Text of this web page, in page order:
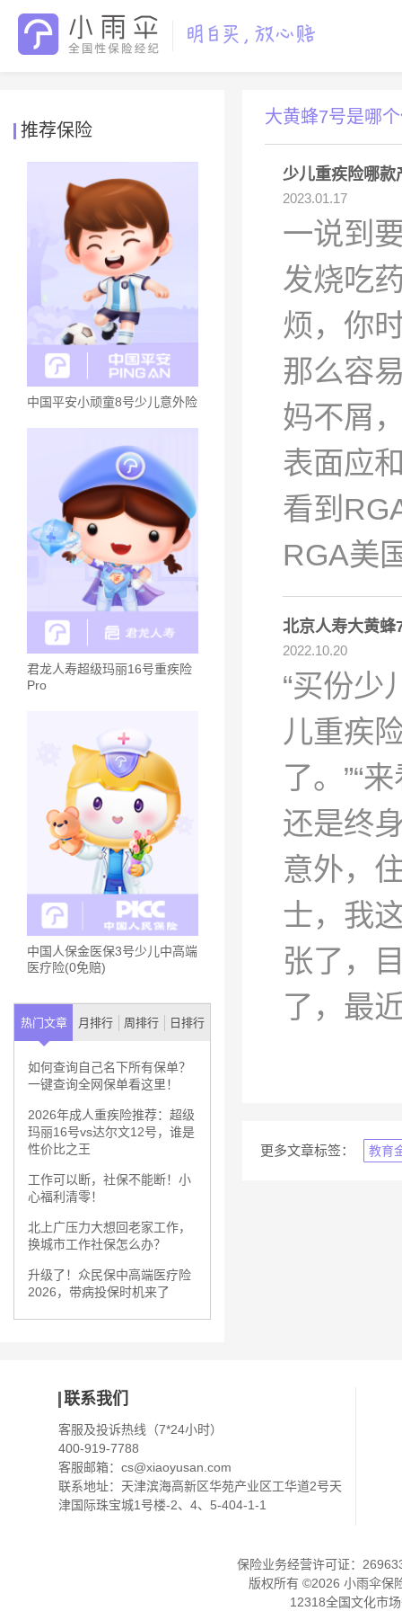
推荐保险
中国平安小顽童8号少儿意外险
君龙人寿超级玛丽16号重疾险
Pro
中国人保金医保3号少儿中高端
医疗险(0免赔)
热门文章 月排行 周排行 日排行
如何查询自己名下所有保单？
一键查询全网保单看这里！
2026年成人重疾险推荐：超级
玛丽16号vs达尔文12号，谁是
性价比之王
工作可以断，社保不能断！小
心福利清零！
北上广压力大想回老家工作，
换城市工作社保怎么办？
升级了！众民保中高端医疗险
2026，带病投保时机来了
大黄蜂7号是哪
少儿重疾险哪款
2023.01.17
一说到
发烧吃
烦，你
那么容
妈不屑
表面应
看到
RGA美
北京人寿大黄蜂
2022.10.20
“买份少
儿重疾
了。”“
还是终
意外，
士，我
张了，
了，最
更多文章标签： 教育
联系我们
客服及投诉热线（7*24小时）
400-919-7788
客服邮箱： cs@xiaoyusan.com
联系地址：天津滨海高新区华苑产业区工华道2号天
津国际珠宝城1号楼-2、4、5-404-1-1
保险业务经营许可证：
版权所有 ©2026 小雨伞保
12318全国文化市